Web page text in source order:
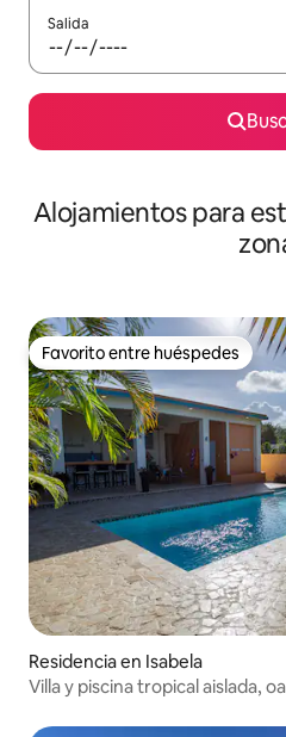
Salida
Alojamientos para
Favorito entre huéspedes
Favorito entre huéspedes
Residencia en Isabela
Villa y piscina tropical aislada,